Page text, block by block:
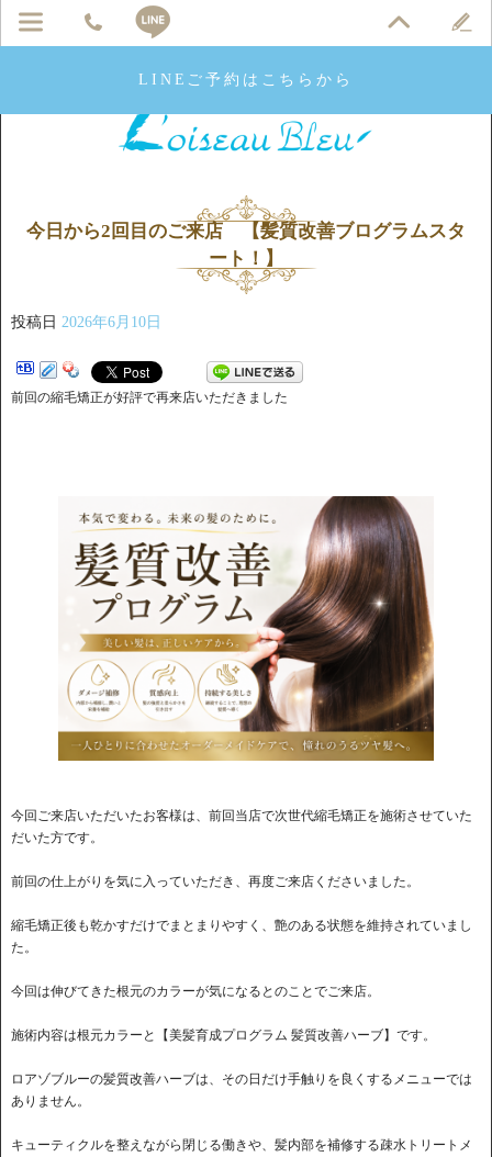
LINEご予約はこちらから
今日から2回目のご来店 【髪質改善ブログラムスタ
ート！】
投稿日 2026年6月10日
前回の縮毛矯正が好評で再来店いただきました
今回ご来店いただいたお客様は、前回当店で次世代縮毛矯正を施術させていた
だいた方です。
前回の仕上がりを気に入っていただき、再度ご来店くださいました。
縮毛矯正後も乾かすだけでまとまりやすく、艶のある状態を維持されていまし
た。
今回は伸びてきた根元のカラーが気になるとのことでご来店。
施術内容は根元カラーと【美髪育成プログラム 髪質改善ハーブ】です。
ロアゾブルーの髪質改善ハーブは、その日だけ手触りを良くするメニューでは
ありません。
キューティクルを整えながら閉じる働きや、髪内部を補修する疎水トリートメ